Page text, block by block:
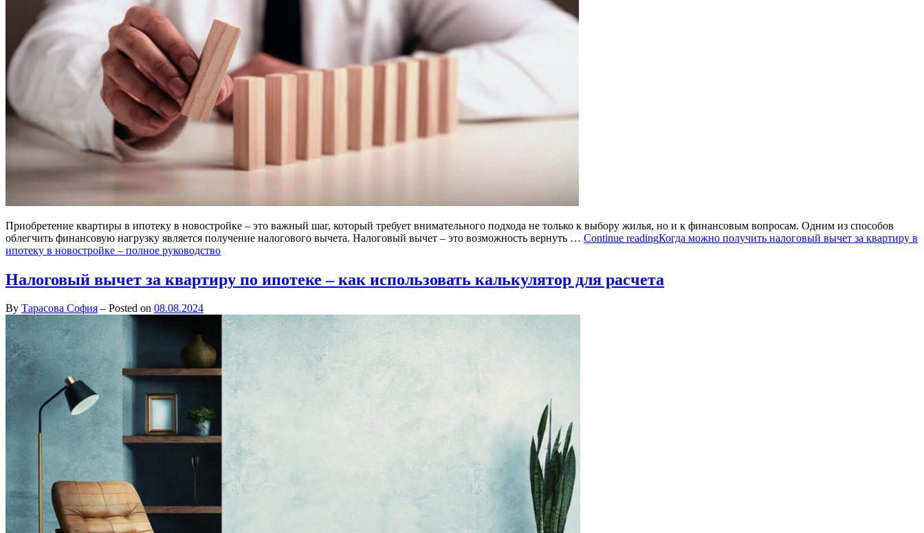
Приобретение квартиры в ипотеку в новостройке – это важный шаг, который требует внимательного подхода не только к выбору жилья, но и к финансовым вопросам. Одним из способов
облегчить финансовую нагрузку является получение налогового вычета. Налоговый вычет – это возможность вернуть … Continue readingКогда можно получить налоговый вычет за квартиру в
ипотеку в новостройке – полное руководство
Налоговый вычет за квартиру по ипотеке – как использовать калькулятор для расчета
By Тарасова София – Posted on 08.08.2024